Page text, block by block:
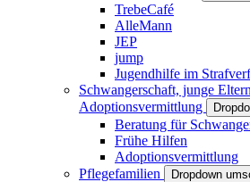
TrebeCafé
AlleMann
JEP
jump
Jugendhilfe im
Schwangerschaft, junge
Adoptionsvermittlung
Beratung für
Frühe Hilfen
Adoptionsvermittlung
Pflegefamilien
Dropdown